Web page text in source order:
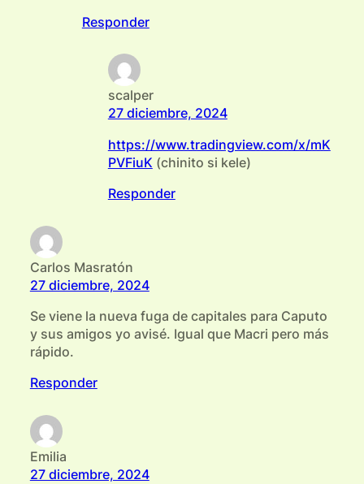
Responder
scalper
27 diciembre, 2024
https://www.tradingview.com/x/mK
PVFiuK (chinito si kele)
Responder
Carlos Masratón
27 diciembre, 2024
Se viene la nueva fuga de capitales para Caputo
y sus amigos yo avisé. Igual que Macri pero más
rápido.
Responder
Emilia
27 diciembre, 2024